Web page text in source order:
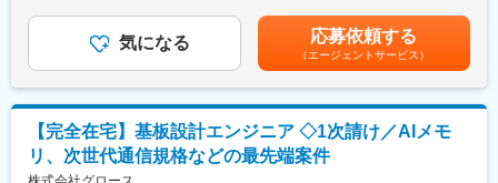
■当社の魅力：【ベテラン社員の技術力を吸収】
少数精鋭の技術者が集まっており、リモート環境下であっても困
ったことは社内で相談しながら業務遂行いただけます。
としての専門スキルを身につけることが可能です。
■業務内容
電気・電子製品に使用されるプリント基板のアートワーク設計全
＞※これまでの経験や能力、前職給与などを考慮します。■昇給：
随時■賞与：年2回（6月・12月※業績による）■年収例：650万円
（36歳※入社後3年）賃金はあくまでも目安の金額であり、選考を
通じて上下する可能性があります。月給(月額)は固定手当を含めた
表記です。
気になる 応募依頼する
（エージェントサービス）
【完全在宅】基板設計エンジニア ◇1次請け／AIメモ
リ、次世代通信規格などの最先端案件